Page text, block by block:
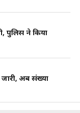
पुलिस ने किया
जारी, अब संख्या